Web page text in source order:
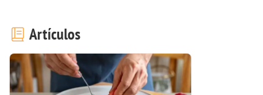
Artículos